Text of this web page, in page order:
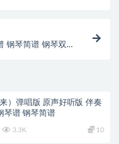
钢琴简谱 钢琴双
）弹唱版 原声好听版 伴奏
琴谱 钢琴简谱
3.3K 10